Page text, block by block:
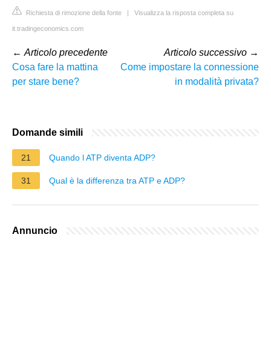
Richiesta di rimozione della fonte | Visualizza la risposta completa su
it.tradingeconomics.com
← Articolo precedente
Cosa fare la mattina
per stare bene?
Articolo successivo →
Come impostare la connessione
in modalità privata?
Domande simili
21 Quando l ATP diventa ADP?
31 Qual è la differenza tra ATP e ADP?
Annuncio